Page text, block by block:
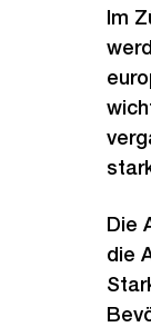
Im
Die
die